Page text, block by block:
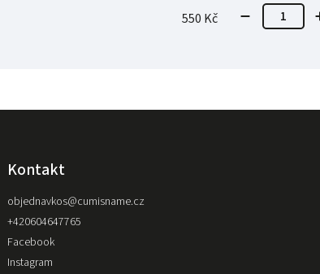
550 Kč
Kontakt
objednavkos@cumisname.cz
+420604647765
Facebook
Instagram